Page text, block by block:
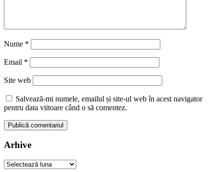
Nume *
Email *
Site web
Salvează-mi numele, emailul și site-ul web în acest navigator
pentru data viitoare când o să comentez.
Arhive
Arhive